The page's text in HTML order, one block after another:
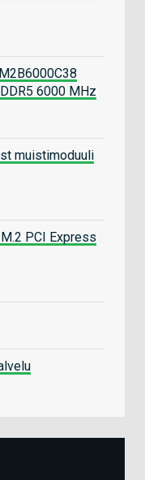
6000 MHz
muistimoduuli
PCI Express